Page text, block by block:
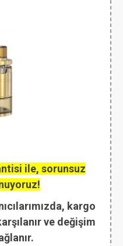
ile, sorunsuz
kargo
ve değişim